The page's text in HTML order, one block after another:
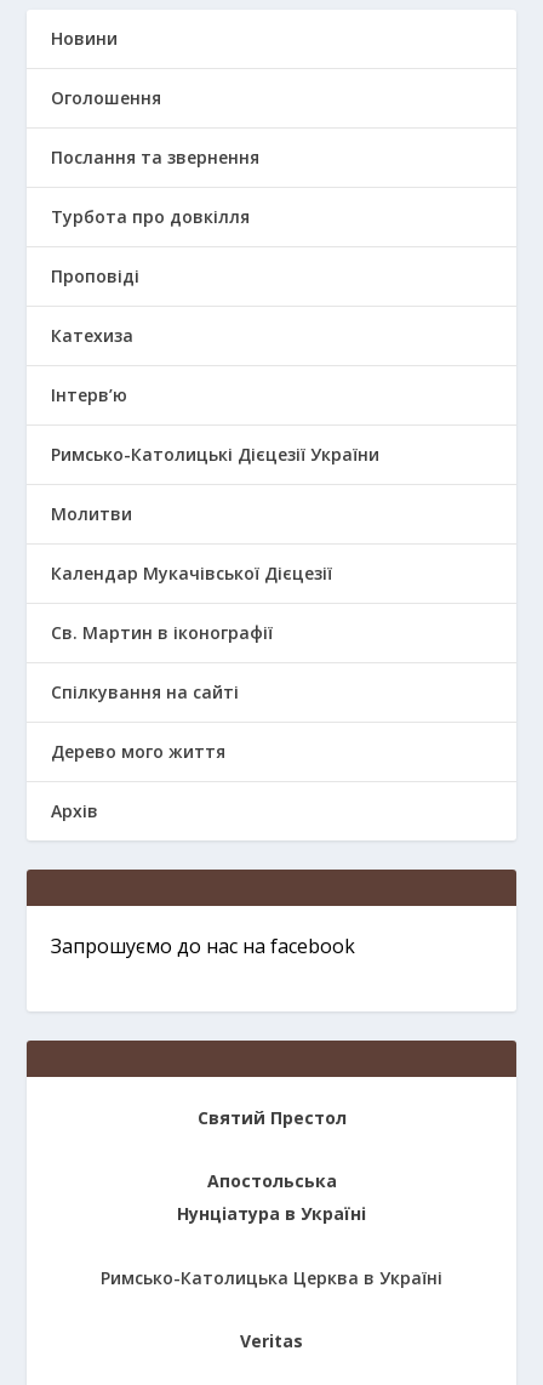
Новини
Оголошення
Послання та звернення
Турбота про довкілля
Проповіді
Катехиза
Інтерв’ю
Римсько-Католицькі Дієцезії України
Молитви
Календар Мукачівської Дієцезії
Св. Мартин в іконографії
Спілкування на сайті
Дерево мого життя
Архів
Запрошуємо до нас на facebook
Святий Престол
Апостольська
Нунціатура в Україні
Римсько-Католицька Церква в Україні
Veritas